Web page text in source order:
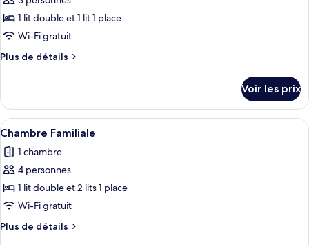
pour
ce
type
de
Chambre
Familiale
1 lit double et 1 lit 1 place
Wi-Fi gratuit
Plus de détails
Plus
le
type
de
Chambre
Familiale
Voir les prix
Afficher
toutes
les
photos
pour
ce
type
de
Une chambre d’hôtel avec trois lits,
2
Chambre Familiale
1 chambre
4 personnes
1 lit double et 2 lits 1 place
Wi-Fi gratuit
Plus de détails
Plus